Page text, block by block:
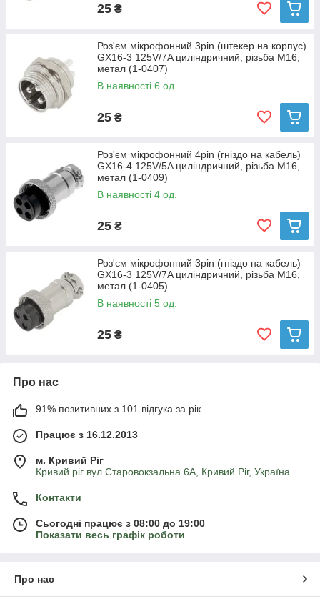
25 ₴
Роз'єм мікрофонний 3pin (штекер на корпус)
GX16-3 125V/7A циліндричний, різьба М16,
метал (1-0407)
В наявності 6 од.
25 ₴
Роз'єм мікрофонний 4pin (гніздо на кабель)
GX16-4 125V/5A циліндричний, різьба М16,
метал (1-0409)
В наявності 4 од.
25 ₴
Роз'єм мікрофонний 3pin (гніздо на кабель)
GX16-3 125V/7A циліндричний, різьба М16,
метал (1-0405)
В наявності 5 од.
25 ₴
Про нас
91% позитивних з 101 відгука за рік
Працює з 16.12.2013
м. Кривий Ріг
Кривий ріг вул Старовокзальна 6А, Кривий Ріг, Україна
Контакти
Сьогодні працює з 08:00 до 19:00
Показати весь графік роботи
Про нас